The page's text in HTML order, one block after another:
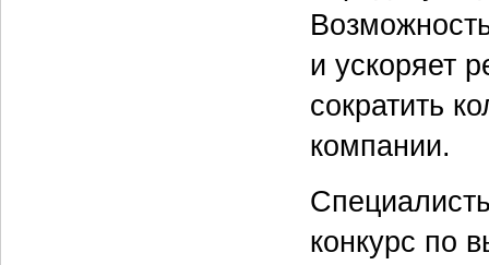
и ускоряет
сократить
компании.
конкурс по